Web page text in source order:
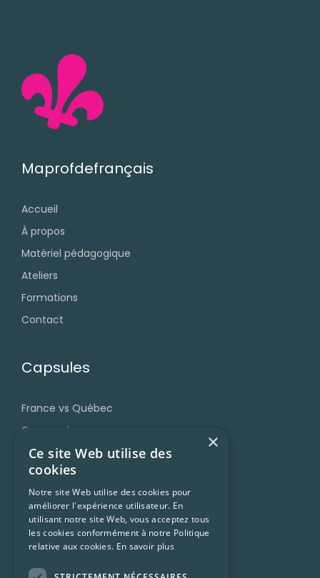
Maprofdefrançais
Accueil
À propos
Matériel pédagogique
Ateliers
Formations
Contact
Capsules
France vs Québec
Grammaire
Accent et prononciation
Vocabulaire et expressions
Trucs et ressources
Francophonie
Culture Québécoise
×
Ce site Web utilise des
cookies
Notre site Web utilise des cookies pour
améliorer l'expérience utilisateur. En
utilisant notre site Web, vous acceptez tous
les cookies conformément à notre Politique
relative aux cookies. En savoir plus